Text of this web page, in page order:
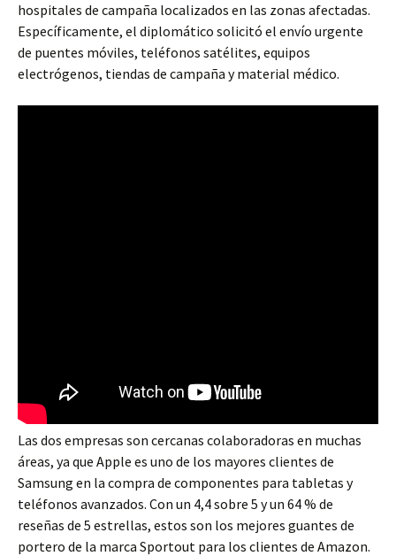
hospitales de campaña localizados en las zonas afectadas.
Específicamente, el diplomático solicitó el envío urgente
de puentes móviles, teléfonos satélites, equipos
electrógenos, tiendas de campaña y material médico.
Las dos empresas son cercanas colaboradoras en muchas
áreas, ya que Apple es uno de los mayores clientes de
Samsung en la compra de componentes para tabletas y
teléfonos avanzados. Con un 4,4 sobre 5 y un 64 % de
reseñas de 5 estrellas, estos son los mejores guantes de
portero de la marca Sportout para los clientes de Amazon.